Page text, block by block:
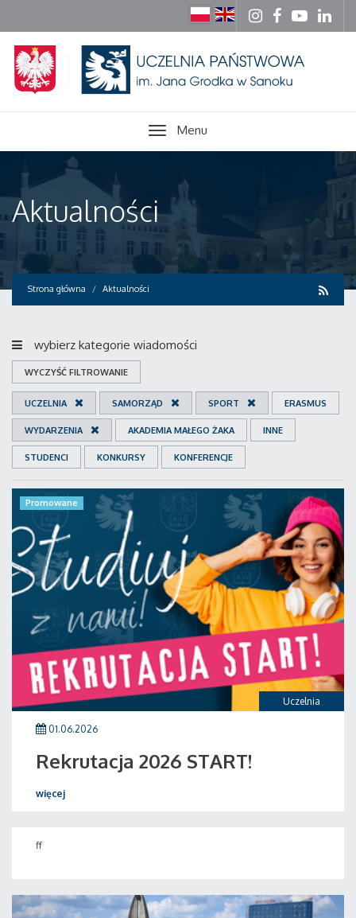
Menu
Aktualności
Strona główna Aktualności
wybierz kategorie wiadomości
WYCZYŚĆ FILTROWANIE
UCZELNIA SAMORZĄD SPORT ERASMUS
WYDARZENIA AKADEMIA MAŁEGO ŻAKA INNE
STUDENCI KONKURSY KONFERENCJE
Uczelnia
Promowane
01.06.2026
Rekrutacja 2026 START!
więcej
ff